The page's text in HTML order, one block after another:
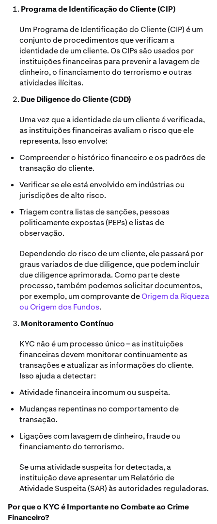
Programa de Identificação do Cliente (CIP)
Um Programa de Identificação do Cliente (CIP) é um
conjunto de procedimentos que verificam a
identidade de um cliente. Os CIPs são usados por
instituições financeiras para prevenir a lavagem de
dinheiro, o financiamento do terrorismo e outras
atividades ilícitas.
Due Diligence do Cliente (CDD)
Uma vez que a identidade de um cliente é verificada,
as instituições financeiras avaliam o risco que ele
representa. Isso envolve:
Compreender o histórico financeiro e os padrões de
transação do cliente.
Verificar se ele está envolvido em indústrias ou
jurisdições de alto risco.
Triagem contra listas de sanções, pessoas
politicamente expostas (PEPs) e listas de
observação.
Dependendo do risco de um cliente, ele passará por
graus variados de due diligence, que podem incluir
due diligence aprimorada. Como parte deste
processo, também podemos solicitar documentos,
por exemplo, um comprovante deOrigem da Riqueza
ou Origem dos Fundos.
Monitoramento Contínuo
KYC não é um processo único – as instituições
financeiras devem monitorar continuamente as
transações e atualizar as informações do cliente.
Isso ajuda a detectar:
Atividade financeira incomum ou suspeita.
Mudanças repentinas no comportamento de
transação.
Ligações com lavagem de dinheiro, fraude ou
financiamento do terrorismo.
Se uma atividade suspeita for detectada, a
instituição deve apresentar um Relatório de
Atividade Suspeita (SAR) às autoridades reguladoras.
Por que o KYC é Importante no Combate ao Crime
Financeiro?